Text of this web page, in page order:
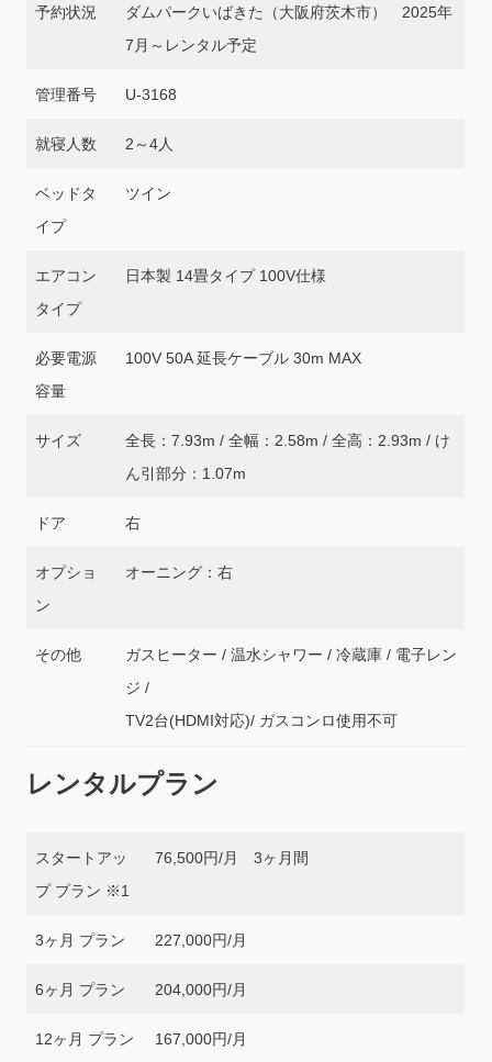
予約状況 ダムパークいばきた
（大阪府茨木市） 2025年
7月～レンタル予定
管理番号 U-3168
就寝人数 2～4人
ベッドタ
イプ
ツイン
エアコン
タイプ
日本製 14畳タイプ 100V仕様
必要電源
容量
100V 50A 延長ケーブル 30m MAX
サイズ
全長：7.93m / 全幅：2.58m / 全高：2.93m / け
ん引部分：1.07m
ドア 右
オプショ
ン
オーニング：右
その他
ガスヒーター / 温水シャワー / 冷蔵庫 / 電子レン
ジ /
TV2台(HDMI対応)/ ガスコンロ使用不可
レンタルプラン
スタートアッ
プ プラン ※1
76,500円/月 3ヶ月間
3ヶ月 プラン 227,000円/月
6ヶ月 プラン 204,000円/月
12ヶ月 プラン 167,000円/月